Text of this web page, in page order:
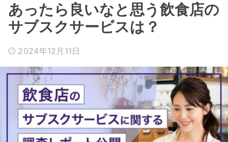
あったら良いなと思う飲食店の
サブスクサービスは？
2024年12月11日